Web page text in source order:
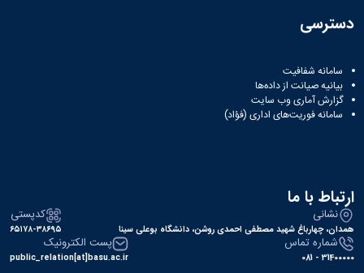
دسترسی
سامانه شفافیت
بیانیه صیانت از داده‌ها
گزارش آماری وب‌ سایت
سامانه فوریت‌های اداری (فؤاد)
ارتباط با ما
نشانی
همدان، چهارباغ شهید مصطفی احمدی روشن، دانشگاه بوعلی سینا
کدپستی
۶۵۱۷۸-۳۸۶۹۵
شماره تماس
31400000 - 081
پست الکترونیک
public_relation[at]basu.ac.ir